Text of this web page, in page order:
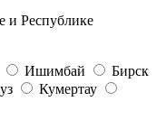
и Республике
Ишимбай
Бирск
Кумертау